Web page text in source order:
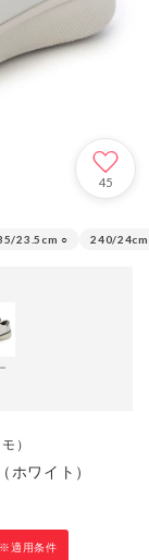
45
23.5cm ○ 240/24cm
）
ホワイト）
※適用条件